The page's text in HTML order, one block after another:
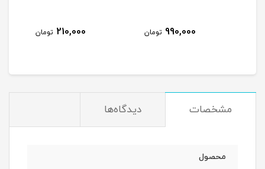
990,000 تومان 210,000 تومان
مشخصات دیدگاه‌ها
محصول